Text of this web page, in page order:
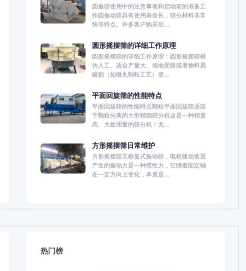
圆振筛使用中的注意事项和启动前的准备工
作圆振动筛具有使用寿命长，筛分材料非常
快等特点。许多客户购买后...
圆形摇摆筛的详细工作原理
圆形摇摆筛的详细工作原理：圆形摇摆筛模
仿人工、适合产量大、场地受限或者物料易
破损（如微丸制粒工艺）使...
平面回旋筛的性能特点
平面回旋筛的性能特点颗粒平面回旋筛适应
于颗粒分离的大型精细筛分机这是一种精度
高、大处理量的筛分机！尤...
方形摇摆筛日常维护
方形摇摆筛又称复式振动筛，电机驱动装置
产生的振动力是一种惯性力，它绕着固定轴
在一定方向上变化，本质是...
热门榜